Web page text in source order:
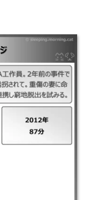
取り戻そうとトルコで
れた男の復讐に元妻と
男は敵の手を逃れた娘と